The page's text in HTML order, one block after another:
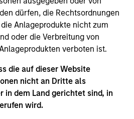
dürfen, die Rechtsordnungen
Anlageprodukte nicht zum
oder die Verbreitung von
verboten ist.
die auf dieser Website
nicht an Dritte als
in dem Land gerichtet sind, in
wird.
began her career in the
industry in 2005. Before
and Management, she was
Calvert Investments.
investment analyst at
firm specializing
led the certification
USA. Jade earned a B.A.
Berkeley and an
and economics from